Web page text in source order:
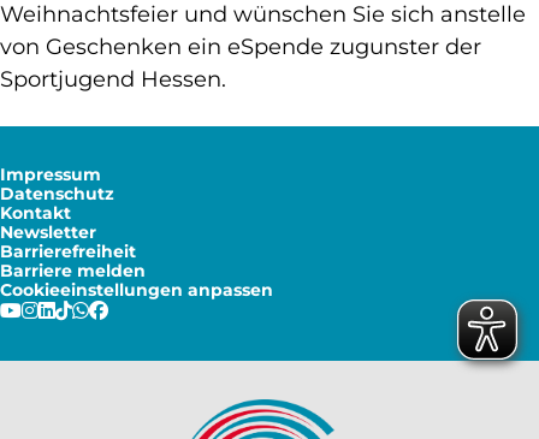
Weihnachtsfeier und wünschen Sie sich anstelle
von Geschenken ein eSpende zugunster der
Sportjugend Hessen.
Impressum
Datenschutz
Kontakt
Newsletter
Barrierefreiheit
Barriere melden
Cookieeinstellungen anpassen